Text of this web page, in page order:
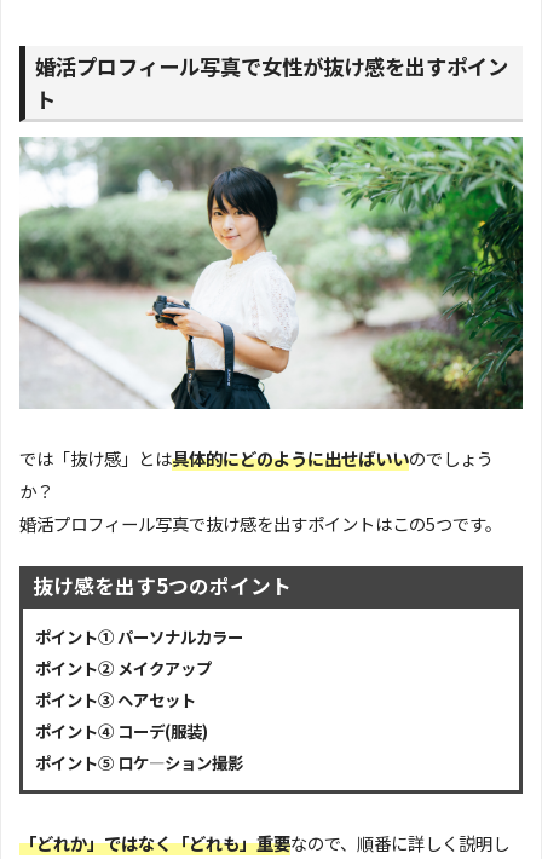
婚活プロフィール写真で女性が抜け感を出すポイン
ト
では「抜け感」とは具体的にどのように出せばいいのでしょう
か？
婚活プロフィール写真で抜け感を出すポイントはこの5つです。
抜け感を出す5つのポイント
ポイント① パーソナルカラー
ポイント② メイクアップ
ポイント③ ヘアセット
ポイント④ コーデ(服装)
ポイント⑤ ロケ―ション撮影
「どれか」ではなく「どれも」重要なので、順番に詳しく説明し